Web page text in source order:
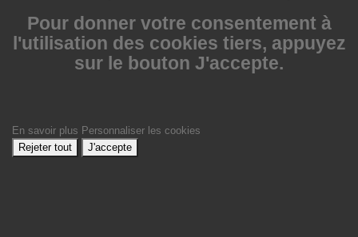
Pour donner votre consentement à
l'utilisation des cookies tiers, appuyez
sur le bouton J'accepte.
En savoir plus Personnaliser les cookies
Rejeter tout
J'accepte